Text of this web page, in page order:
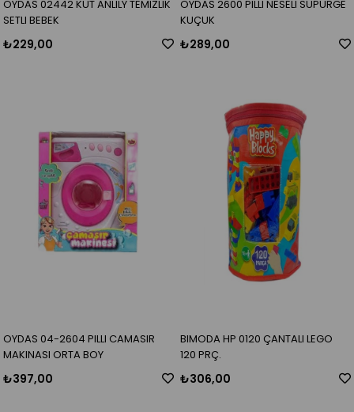
OYDAS 02442 KUT ANLILY TEMIZLIK
SETLI BEBEK
₺229,00
OYDAS 2600 PILLI NESELI SUPURGE
KUÇUK
₺289,00
OYDAS 04-2604 PILLI CAMASIR
MAKINASI ORTA BOY
₺397,00
BIMODA HP 0120 ÇANTALI LEGO
120 PRÇ.
₺306,00